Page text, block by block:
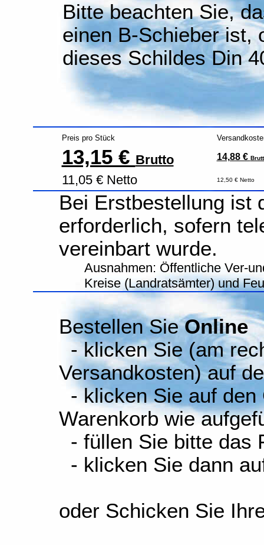
Bitte beachten Sie,
einen B-Schieber ist,
dieses Schildes Din
Preis pro Stück
13,15 € Brutto 14,88 €
11,05 € Netto 12,50 € Netto
Bei Erstbestellung ist
erforderlich, sofern
vereinbart wurde.
Ausnahmen: Öffentliche Ver-
Kreise (Landratsämter) und
Bestellen SieOnline
- klicken Sie (am
Versandkosten) auf
- klicken Sie auf
Warenkorb wie
- füllen Sie bitte das
- klicken Sie dann
oder Schicken Sie